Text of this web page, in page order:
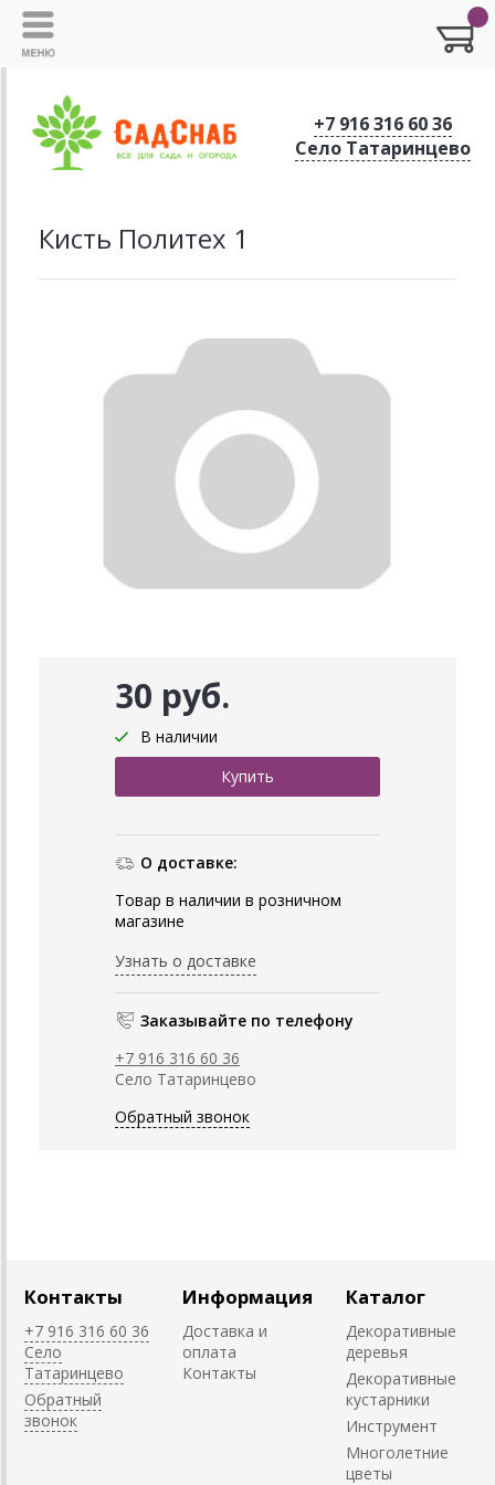
+7 916 316 60 36
Село Татаринцево
Кисть Политех 1
30 руб.
В наличии
О доставке:
Товар в наличии в розничном
магазине
Узнать о доставке
Заказывайте по телефону
+7 916 316 60 36
Село Татаринцево
Обратный звонок
Контакты
+7 916 316 60 36
Село
Татаринцево
Обратный
звонок
Информация
Доставка и
оплата
Контакты
Каталог
Декоративные
деревья
Декоративные
кустарники
Инструмент
Многолетние
цветы